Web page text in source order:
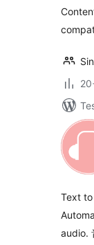
Text
audio.